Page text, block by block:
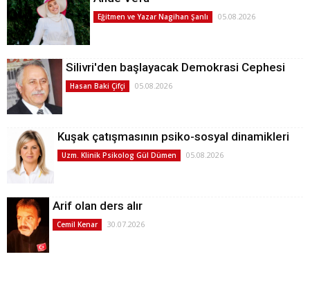
Eğitmen ve Yazar Nagihan Şanlı 05.08.2026
Silivri'den başlayacak Demokrasi Cephesi
Hasan Baki Çifçi 05.08.2026
Kuşak çatışmasının psiko-sosyal dinamikleri
Uzm. Klinik Psikolog Gül Dümen 05.08.2026
Arif olan ders alır
Cemil Kenar 30.07.2026